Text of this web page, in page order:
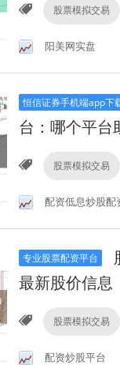
股票模拟交易
阳美网实盘
恒信证券手机端app下
台：哪个平台
股票模拟交易
配资低息炒股配
专业股票配资平台
最新股价信息
股票模拟交易
配资炒股平台